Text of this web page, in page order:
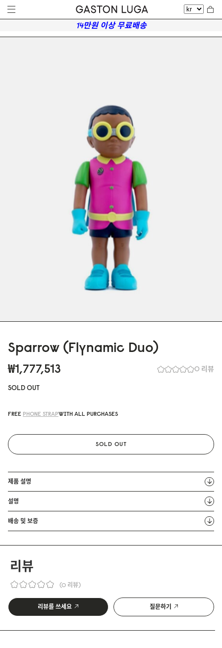
14만원 이상 무료배송
Sparrow (Flynamic Duo)
0 리뷰
₩1,777,513
SOLD OUT
FREE PHONE STRAPWITH ALL PURCHASES
SOLD OUT
제품 설명
설명
배송 및 보증
리뷰
0 리뷰
리뷰를 쓰세요 질문하기